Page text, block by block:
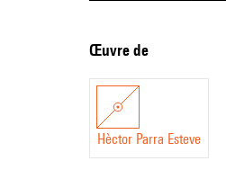
Œuvre de
Hèctor Parra Esteve